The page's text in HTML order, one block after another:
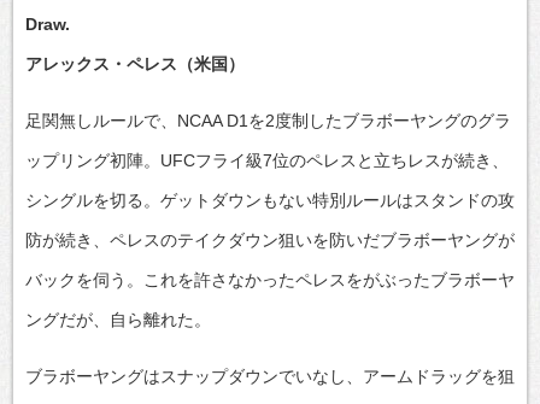
Draw.
アレックス・ペレス（米国）
足関無しルールで、NCAA D1を2度制したブラボーヤングのグラ
ップリング初陣。UFCフライ級7位のペレスと立ちレスが続き、
シングルを切る。ゲットダウンもない特別ルールはスタンドの攻
防が続き、ペレスのテイクダウン狙いを防いだブラボーヤングが
バックを伺う。これを許さなかったペレスをがぶったブラボーヤ
ングだが、自ら離れた。
ブラボーヤングはスナップダウンでいなし、アームドラッグを狙